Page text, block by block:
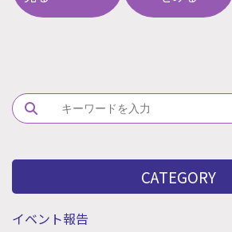
Search
CATEGORY
イベント報告